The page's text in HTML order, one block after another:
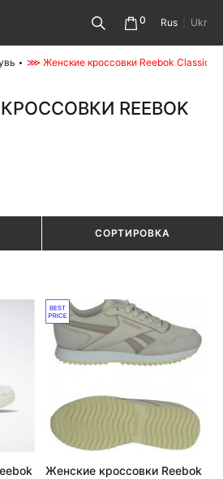
0 Rus Ukr
⋙ Женские кроссовки Reebok Classic
REEBOK
СОРТИРОВКА
Женские кроссовки Reebok